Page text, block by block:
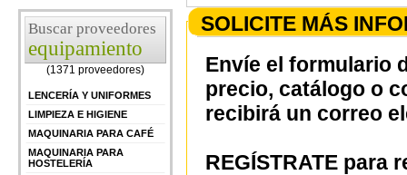
Buscar proveedores
equipamiento
(1371 proveedores)
LENCERÍA Y UNIFORMES
LIMPIEZA E HIGIENE
MAQUINARIA PARA CAFÉ
MAQUINARIA PARA
HOSTELERÍA
SOLICITE MÁS
Envíe el formulario
precio, catálogo o
recibirá un correo
REGÍSTRATE para